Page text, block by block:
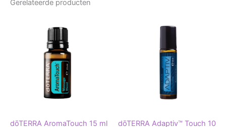
Gerelateerde producten
dōTERRA AromaTouch 15 ml
dōTERRA Adaptiv™ Touch 10